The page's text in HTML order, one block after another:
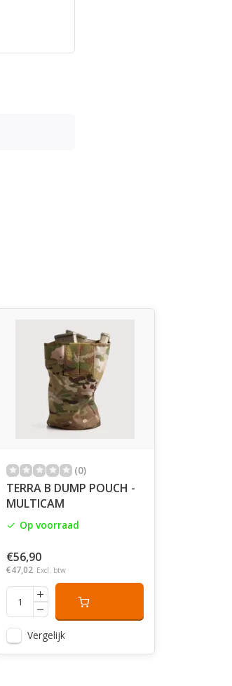
(0)
TERRA B DUMP POUCH -
MULTICAM
Op voorraad
€56,90
€47,02 Excl. btw
Vergelijk